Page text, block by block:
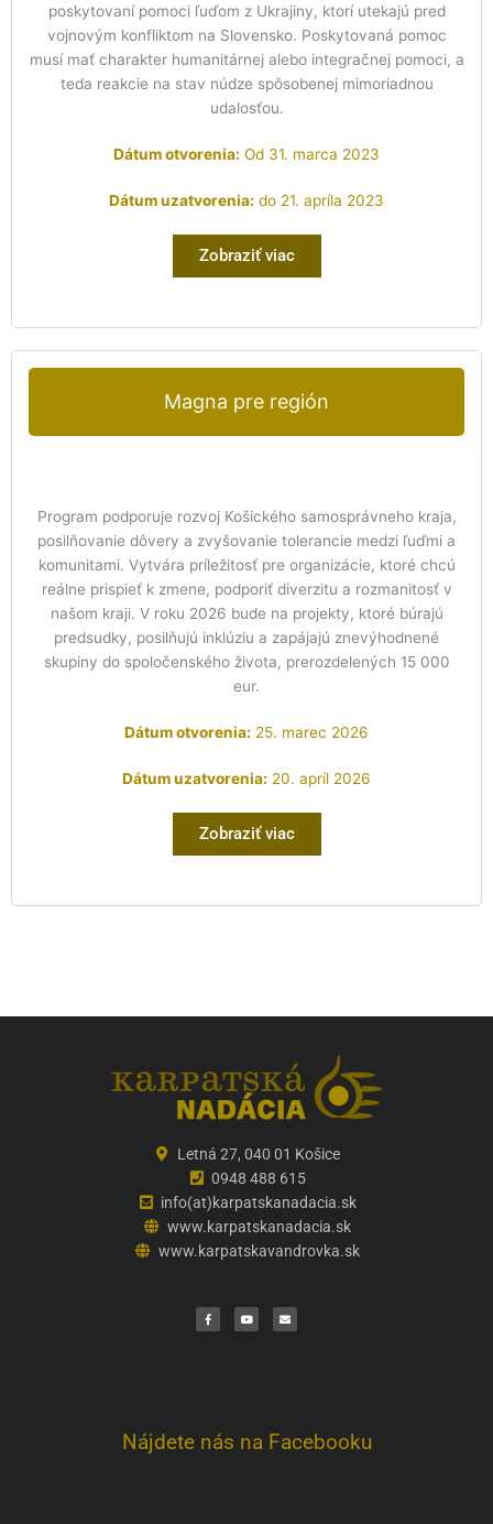
poskytovaní pomoci ľuďom z Ukrajiny, ktorí utekajú pred
vojnovým konfliktom na Slovensko. Poskytovaná pomoc
musí mať charakter humanitárnej alebo integračnej pomoci, a
teda reakcie na stav núdze spôsobenej mimoriadnou
udalosťou.
Dátum otvorenia: Od 31. marca 2023
Dátum uzatvorenia: do 21. apríla 2023
Zobraziť viac
Magna pre región
Program podporuje rozvoj Košického samosprávneho kraja,
posilňovanie dôvery a zvyšovanie tolerancie medzi ľuďmi a
komunitami. Vytvára príležitosť pre organizácie, ktoré chcú
reálne prispieť k zmene, podporiť diverzitu a rozmanitosť v
našom kraji. V roku 2026 bude na projekty, ktoré búrajú
predsudky, posilňujú inklúziu a zapájajú znevýhodnené
skupiny do spoločenského života, prerozdelených 15 000
eur.
Dátum otvorenia: 25. marec 2026
Dátum uzatvorenia: 20. apríl 2026
Zobraziť viac
Letná 27, 040 01 Košice
0948 488 615
info(at)karpatskanadacia.sk
www.karpatskanadacia.sk
www.karpatskavandrovka.sk
c
e
b
u
t
u
v
e
l
Nájdete nás na Facebooku